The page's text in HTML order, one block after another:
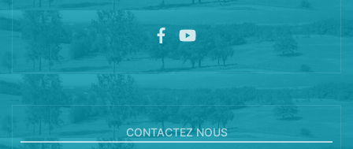
CONTACTEZ NOUS